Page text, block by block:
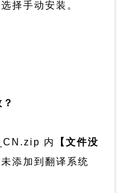
择手动安装。
内
【文件没
添加到翻译系统